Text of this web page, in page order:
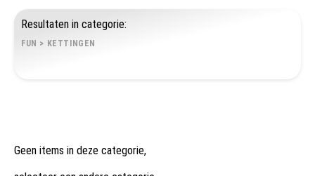
Resultaten in categorie:
FUN > KETTINGEN
Geen items in deze categorie,